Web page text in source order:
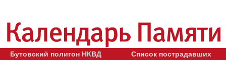
Бутовский полигон НКВД
Список пострадавших